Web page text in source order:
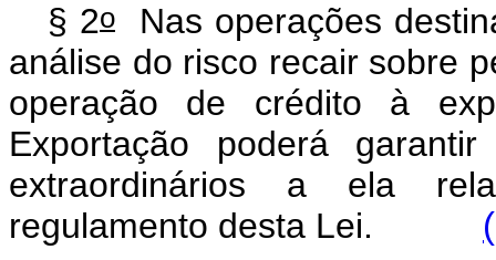
§ 2o Nas operações
análise do risco recair sobre
operação de crédito à
Exportação poderá
extraordinários a ela
regulamento desta Lei.